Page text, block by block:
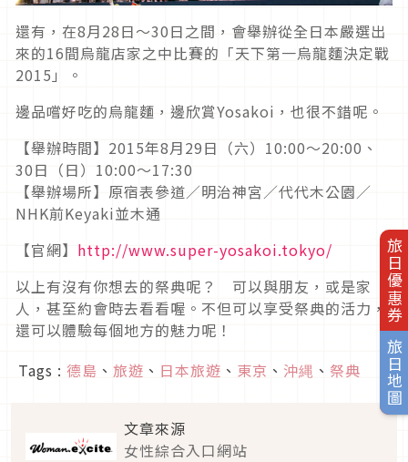
旅日優惠券
旅日地圖
還有，在8月28日～30日之間，會舉辦從全日本嚴選出
來的16間烏龍店家之中比賽的「天下第一烏龍麵決定戰
2015」。
邊品嚐好吃的烏龍麵，邊欣賞Yosakoi，也很不錯呢。
【舉辦時間】2015年8月29日（六）10:00～20:00、
30日（日）10:00～17:30
【舉辦場所】原宿表參道／明治神宮／代代木公園／
NHK前Keyaki並木通
【官網】 http://www.super-yosakoi.tokyo/
以上有沒有你想去的祭典呢？ 可以與朋友，或是家
人，甚至約會時去看看喔。不但可以享受祭典的活力，
還可以體驗每個地方的魅力呢！
Tags : 德島 、 旅遊 、 日本旅遊 、 東京 、 沖縄 、 祭典
文章來源
女性綜合入口網站